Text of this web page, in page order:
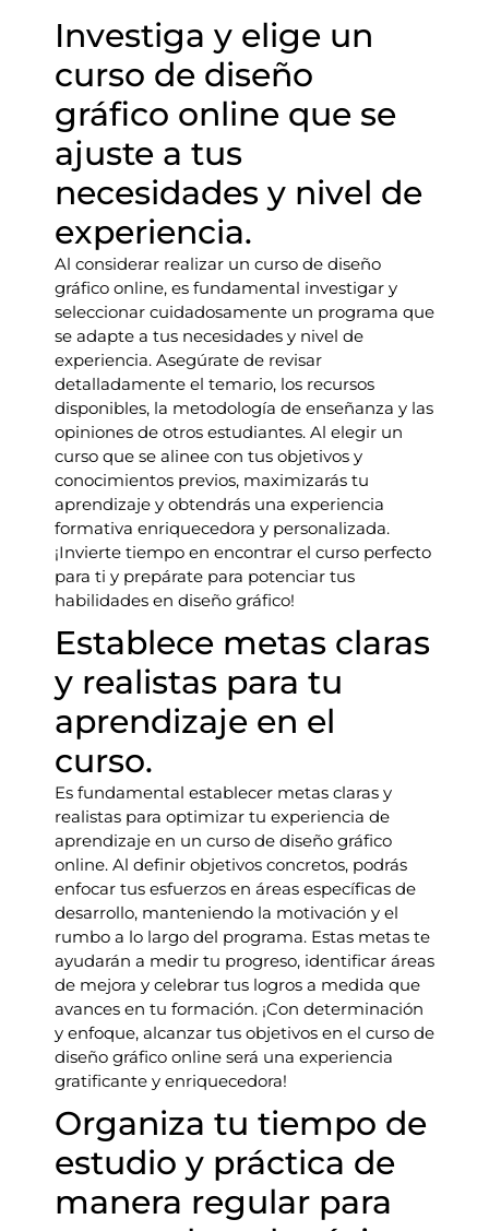
Investiga y elige un
curso de diseño
gráfico online que se
ajuste a tus
necesidades y nivel de
experiencia.
Al considerar realizar un curso de diseño
gráfico online, es fundamental investigar y
seleccionar cuidadosamente un programa que
se adapte a tus necesidades y nivel de
experiencia. Asegúrate de revisar
detalladamente el temario, los recursos
disponibles, la metodología de enseñanza y las
opiniones de otros estudiantes. Al elegir un
curso que se alinee con tus objetivos y
conocimientos previos, maximizarás tu
aprendizaje y obtendrás una experiencia
formativa enriquecedora y personalizada.
¡Invierte tiempo en encontrar el curso perfecto
para ti y prepárate para potenciar tus
habilidades en diseño gráfico!
Establece metas claras
y realistas para tu
aprendizaje en el
curso.
Es fundamental establecer metas claras y
realistas para optimizar tu experiencia de
aprendizaje en un curso de diseño gráfico
online. Al definir objetivos concretos, podrás
enfocar tus esfuerzos en áreas específicas de
desarrollo, manteniendo la motivación y el
rumbo a lo largo del programa. Estas metas te
ayudarán a medir tu progreso, identificar áreas
de mejora y celebrar tus logros a medida que
avances en tu formación. ¡Con determinación
y enfoque, alcanzar tus objetivos en el curso de
diseño gráfico online será una experiencia
gratificante y enriquecedora!
Organiza tu tiempo de
estudio y práctica de
manera regular para